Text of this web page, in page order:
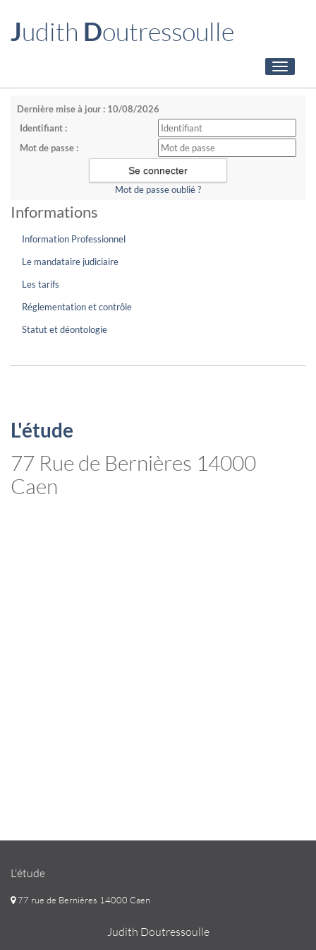
Judith Doutressoulle
Toggle
Dernière mise à jour : 10/08/2026
Identifiant :
Mot de passe :
Mot de passe oublié ?
Informations
Information Professionnel
Le mandataire judiciaire
Les tarifs
Réglementation et contrôle
Statut et déontologie
L'étude
77 Rue de Bernières 14000
Caen
L'étude
77 rue de Bernières 14000 Caen
Judith Doutressoulle